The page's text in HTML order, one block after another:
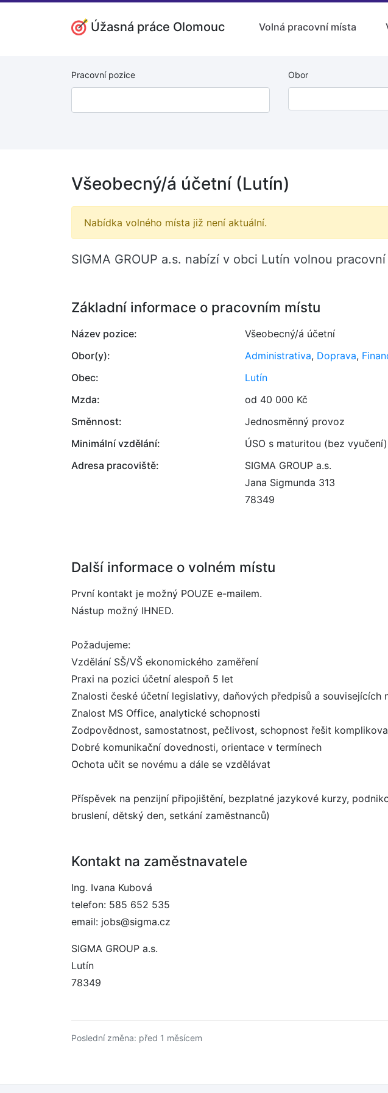
Úžasná práce Olomouc Volná pracovní místa
Pracovní pozice Obor
Všeobecný/á účetní (Lutín)
Nabídka volného místa již není aktuální.
SIGMA GROUP a.s. nabízí v obci Lutín volnou
Základní informace o pracovním místu
Název pozice:
Všeobecný/á účetní
Obor(y):
Administrativa, Doprava,
Obec:
Lutín
Mzda:
od 40 000 Kč
Směnnost:
Jednosměnný provoz
Minimální vzdělání:
ÚSO s maturitou (bez vyučení)
Adresa pracoviště:
SIGMA GROUP a.s.
Jana Sigmunda 313
78349
Další informace o volném místu
První kontakt je možný POUZE e-mailem.
Nástup možný IHNED.
Požadujeme:
Vzdělání SŠ/VŠ ekonomického zaměření
Praxi na pozici účetní alespoň 5 let
Znalosti české účetní legislativy, daňových předpisů a souvisejících
Znalost MS Office, analytické schopnosti
Zodpovědnost, samostatnost, pečlivost, schopnost řešit
Dobré komunikační dovednosti, orientace v termínech
Ochota učit se novému a dále se vzdělávat
Příspěvek na penzijní připojištění, bezplatné jazykové kurzy,
bruslení, dětský den, setkání zaměstnanců)
Kontakt na zaměstnavatele
Ing. Ivana Kubová
telefon: 585 652 535
email: jobs@sigma.cz
SIGMA GROUP a.s.
Lutín
78349
Poslední změna: před 1 měsícem